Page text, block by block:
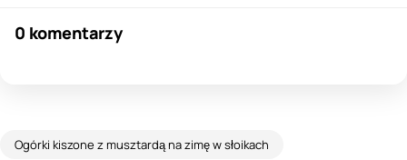
0 komentarzy
Ogórki kiszone z musztardą na zimę w słoikach